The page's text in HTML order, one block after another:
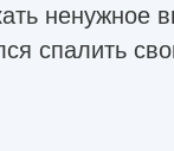
ненужное
спалить